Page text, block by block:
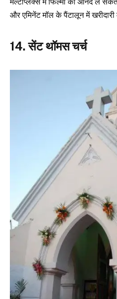
और एमिनेंट मॉल के पैंटालून में
14. सेंट थॉमस चर्च